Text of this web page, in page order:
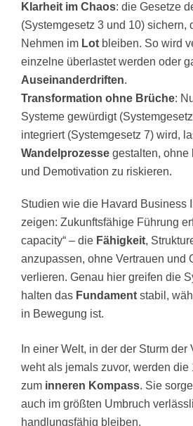
Klarheit im Chaos: die Gesetze
(Systemgesetz 3 und 10) sichern,
Nehmen im Lot bleiben. So wird
einzelne überlastet werden oder
Auseinanderdriften.
Transformation ohne Brüche:
Systeme gewürdigt
integriert (Systemgesetz 7) wird,
Wandelprozesse gestalten, ohne
und Demotivation zu riskieren.
Studien wie die Havard Business
zeigen: Zukunftsfähige Führung
capacity“ – die Fähigkeit,
anzupassen, ohne Vertrauen und
verlieren. Genau hier greifen die
halten das Fundament stabil,
in Bewegung ist.
In einer Welt, in der der Sturm
weht als jemals zuvor, werden die
zum inneren Kompass. Sie
auch im größten Umbruch
handlungsfähig bleiben.